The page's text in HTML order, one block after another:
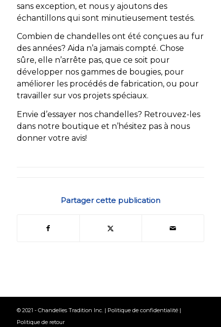
sans exception, et nous y ajoutons des
échantillons qui sont minutieusement testés.
Combien de chandelles ont été conçues au fur
des années? Aida n’a jamais compté. Chose
sûre, elle n’arrête pas, que ce soit pour
développer nos gammes de bougies, pour
améliorer les procédés de fabrication, ou pour
travailler sur vos projets spéciaux.
Envie d’essayer nos chandelles? Retrouvez-les
dans notre boutique et n’hésitez pas à nous
donner votre avis!
Partager cette publication
© 2021 - Chandelles Tradition Inc. | Politique de confidentialité|
Politique de retour